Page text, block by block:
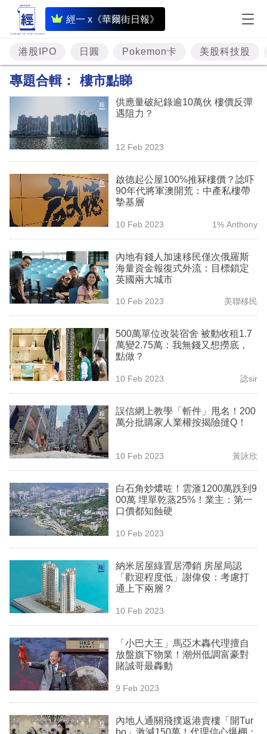
經一 x《華爾街日報》
即
時
財
經
題
投
資
樓
市
理
商
業
科
技
職
場
生
時
事
欄
訂
閱
區
港股IPO 日圓 Pokemon卡 美股科技股
專題合輯： 樓市點睇
供應量破紀錄逾10萬伙 樓價反彈
遇阻力？
12 Feb 2023
啟德起公屋100%推冧樓價？諗吓
90年代將軍澳開荒：中產私樓帶
摯基層
10 Feb 2023 1% Anthony
內地有錢人加速移民僅次俄羅斯
海量資金報復式外流：目標鎖定
英國兩大城市
10 Feb 2023 美聯移民
500萬單位改裝宿舍 被動收租1.7
萬變2.75萬：我無錢又想撈底，
點做？
10 Feb 2023 諗sir
誤信網上教學「斬件」甩名！200
萬分批購家人業權按揭險撻Q！
10 Feb 2023 黃詠欣
白石角炒燶咗！雲滙1200萬跌到9
00萬 埋單乾蒸25%！業主：第一
口價都知蝕硬
10 Feb 2023
納米居屋綠置居滯銷 房屋局認
「歡迎程度低」謝偉俊：考慮打
通上下兩層？
10 Feb 2023
「小巴大王」馬亞木轟代理擅自
放盤旗下物業！潮州低調富豪對
賭誠哥最轟動
9 Feb 2023
內地人通關飛撲返港賣樓「開Tur
bo」激減150萬！代理信心爆棚：